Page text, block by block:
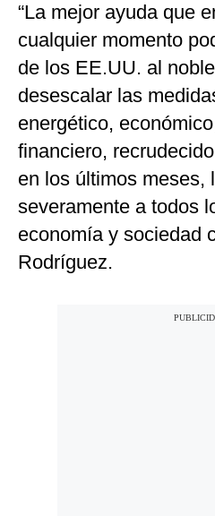
“La mejor ayuda que
cualquier momento
de los EE.UU. al
desescalar las
energético,
financiero,
en los últimos meses,
severamente a todos
economía y sociedad
Rodríguez.